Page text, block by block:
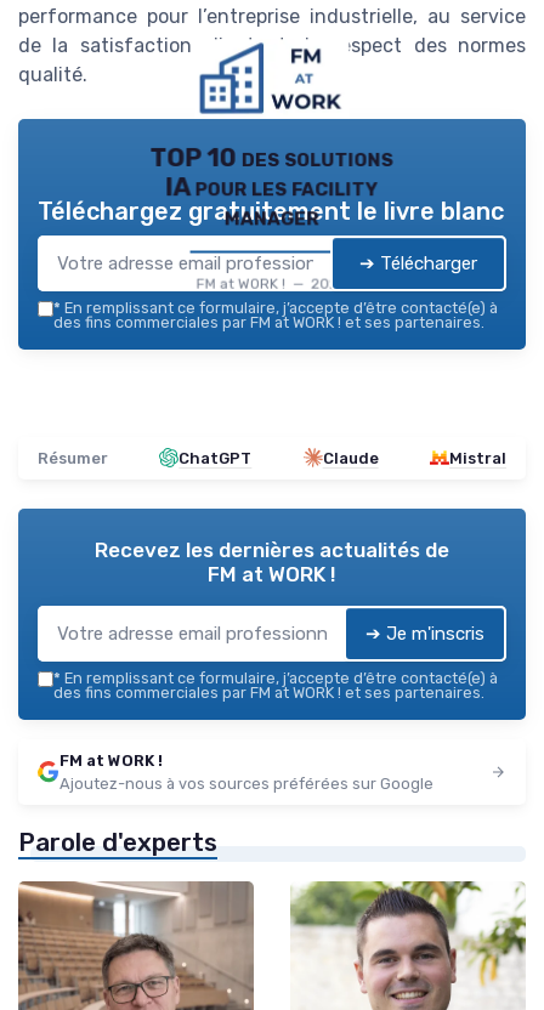
performance pour l’entreprise industrielle, au service
de la satisfaction client et du respect des normes
qualité.
TOP 10 des solutions
IA pour les facility
manager
FM at WORK ! — 2026
Téléchargez gratuitement le livre blanc
➔ Télécharger
* En remplissant ce formulaire, j’accepte d’être contacté(e) à
des fins commerciales par FM at WORK ! et ses partenaires.
Résumer ChatGPT Claude Mistral
Recevez les dernières actualités de
FM at WORK !
➔ Je m'inscris
* En remplissant ce formulaire, j’accepte d’être contacté(e) à
des fins commerciales par FM at WORK ! et ses partenaires.
FM at WORK !
Ajoutez-nous à vos sources préférées sur Google
Parole d'experts